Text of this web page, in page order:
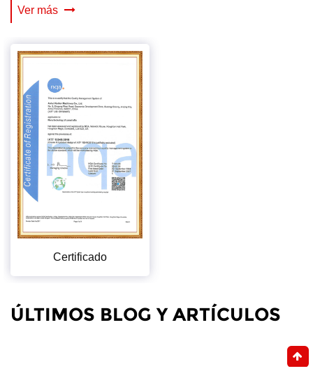
Ver más
Certificado
ÚLTIMOS BLOG Y ARTÍCULOS